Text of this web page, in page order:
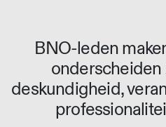
BNO-leden
onderscheiden
deskundigheid,